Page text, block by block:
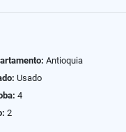
Antioquia
Usado
4
2